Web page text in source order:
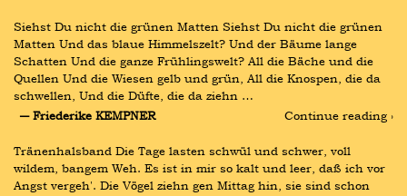
Siehst Du nicht die grünen Matten Siehst Du nicht die grünen
Matten Und das blaue Himmelszelt? Und der Bäume lange
Schatten Und die ganze Frühlingswelt? All die Bäche und die
Quellen Und die Wiesen gelb und grün, All die Knospen, die da
schwellen, Und die Düfte, die da ziehn …
― Friederike KEMPNER
Continue reading ›
Tränenhalsband Die Tage lasten schwül und schwer, voll
wildem, bangem Weh. Es ist in mir so kalt und leer, daß ich vor
Angst vergeh'. Die Vögel ziehn gen Mittag hin, sie sind schon